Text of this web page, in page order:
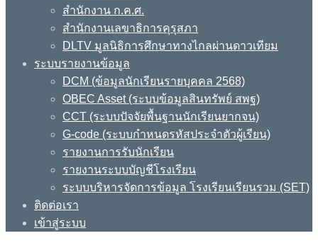
สำนักงาน ก.ค.ศ.
สำนักงานเลขาธิการคุรุสภา
DLTV มูลนิธิการศึกษาทางไกลผ่านดาวเทียม
ระบบรายงานข้อมูล
DCM (ข้อมูลนักเรียนรายบุคคล 2568)
OBEC Asset (ระบบข้อมูลสินทรัพย์ สพฐ)
CCT (ระบบปัจจัยพื้นฐานนักเรียนยากจน)
G-code (ระบบกำหนดรหัสประจำตัวผู้เรียน)
รายงานการรับนักเรียน
รายงานระบบบัญชีโรงเรียน
ระบบบริหารจัดการข้อมูล โรงเรียนเรียนรวม (SET)
ติดต่อเรา
เข้าสู่ระบบ